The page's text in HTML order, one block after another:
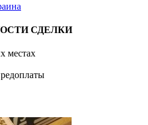
СДЕЛКИ
местах